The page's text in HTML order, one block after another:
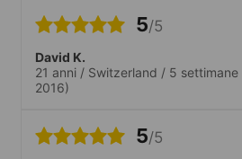
5/5
David K.
21 anni / Switzerland / 5 settimane
2016)
5/5